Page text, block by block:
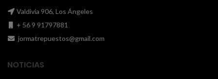
Valdivia 906, Los Ángeles
+ 56 9 91797881
jormatrepuestos@gmail.com
NOTICIAS